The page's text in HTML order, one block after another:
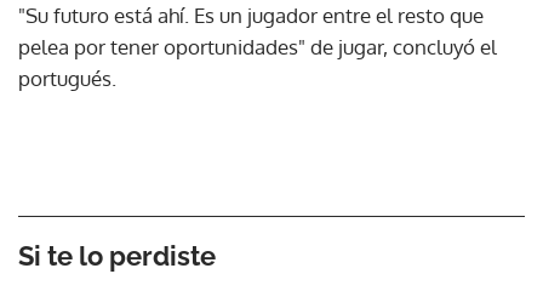
"Su futuro está ahí. Es un jugador entre el resto que
pelea por tener oportunidades" de jugar, concluyó el
portugués.
Si te lo perdiste